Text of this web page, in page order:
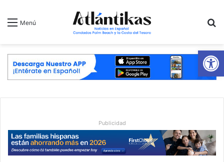
Menú
Publicidad